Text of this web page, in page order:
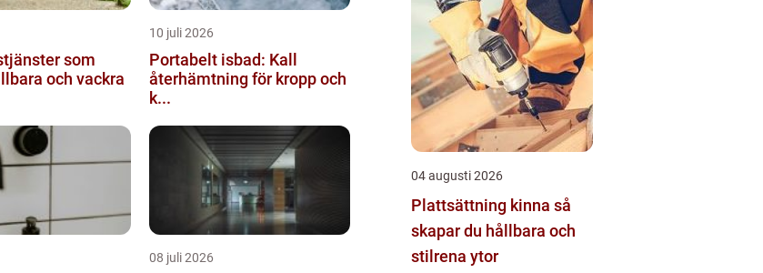
som
och vackra
10 juli 2026
Portabelt isbad: Kall
återhämtning för kropp och
k...
08 juli 2026
04 augusti 2026
Plattsättning kinna så
skapar du hållbara och
stilrena ytor